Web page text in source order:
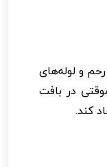
و لوله‌های
در بافت
کند.